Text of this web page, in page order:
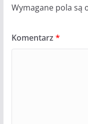
Wymagane pola są
Komentarz *